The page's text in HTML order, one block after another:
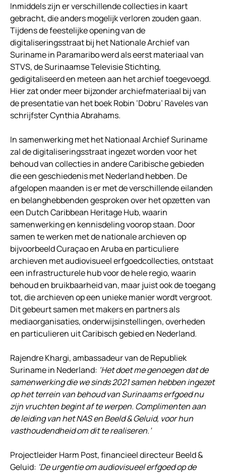
Inmiddels zijn er verschillende collecties in kaart
gebracht, die anders mogelijk verloren zouden gaan.
Tijdens de feestelijke opening van de
digitaliseringsstraat bij het Nationale Archief van
Suriname in Paramaribo werd als eerst materiaal van
STVS, de Surinaamse Televisie Stichting,
gedigitaliseerd en meteen aan het archief toegevoegd.
Hier zat onder meer bijzonder archiefmateriaal bij van
de presentatie van het boek Robin ‘Dobru’ Raveles van
schrijfster Cynthia Abrahams.
In samenwerking met het Nationaal Archief Suriname
zal de digitaliseringsstraat ingezet worden voor het
behoud van collecties in andere Caribische gebieden
die een geschiedenis met Nederland hebben. De
afgelopen maanden is er met de verschillende eilanden
en belanghebbenden gesproken over het opzetten van
een Dutch Caribbean Heritage Hub, waarin
samenwerking en kennisdeling voorop staan. Door
samen te werken met de nationale archieven op
bijvoorbeeld Curaçao en Aruba en particuliere
archieven met audiovisueel erfgoedcollecties, ontstaat
een infrastructurele hub voor de hele regio, waarin
behoud en bruikbaarheid van, maar juist ook de toegang
tot, die archieven op een unieke manier wordt vergroot.
Dit gebeurt samen met makers en partners als
mediaorganisaties, onderwijsinstellingen, overheden
en particulieren uit Caribisch gebied en Nederland.
Rajendre Khargi, ambassadeur van de Republiek
Suriname in Nederland: ‘Het doet me genoegen dat de
samenwerking die we sinds 2021 samen hebben ingezet
op het terrein van behoud van Surinaams erfgoed nu
zijn vruchten begint af te werpen. Complimenten aan
de leiding van het NAS en Beeld & Geluid, voor hun
vasthoudendheid om dit te realiseren.’
Projectleider Harm Post, financieel directeur Beeld &
Geluid: ‘De urgentie om audiovisueel erfgoed op de